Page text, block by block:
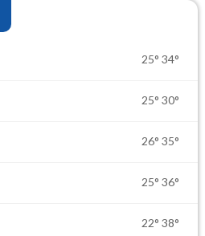
25° 34°
25° 30°
26° 35°
25° 36°
22° 38°